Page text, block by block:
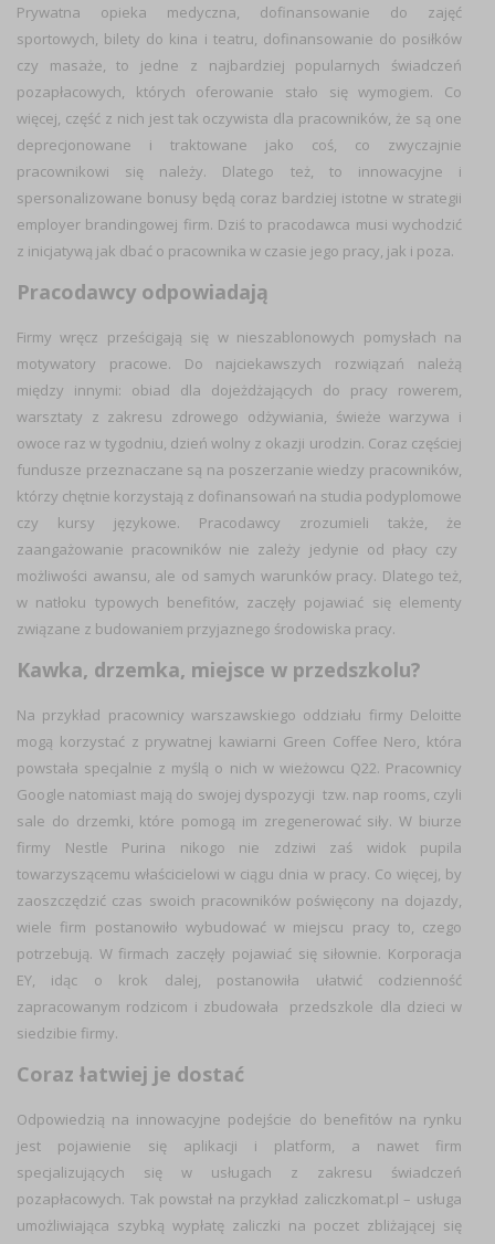
Prywatna opieka medyczna, dofinansowanie do zajęć
sportowych, bilety do kina i teatru, dofinansowanie do posiłków
czy masaże, to jedne z najbardziej popularnych świadczeń
pozapłacowych, których oferowanie stało się wymogiem. Co
więcej, część z nich jest tak oczywista dla pracowników, że są one
deprecjonowane i traktowane jako coś, co zwyczajnie
pracownikowi się należy. Dlatego też, to innowacyjne i
spersonalizowane bonusy będą coraz bardziej istotne w strategii
employer brandingowej firm. Dziś to pracodawca musi wychodzić
z inicjatywą jak dbać o pracownika w czasie jego pracy, jak i poza.
Pracodawcy odpowiadają
Firmy wręcz prześcigają się w nieszablonowych pomysłach na
motywatory pracowe. Do najciekawszych rozwiązań należą
między innymi: obiad dla dojeżdżających do pracy rowerem,
warsztaty z zakresu zdrowego odżywiania, świeże warzywa i
owoce raz w tygodniu, dzień wolny z okazji urodzin. Coraz częściej
fundusze przeznaczane są na poszerzanie wiedzy pracowników,
którzy chętnie korzystają z dofinansowań na studia podyplomowe
czy kursy językowe. Pracodawcy zrozumieli także, że
zaangażowanie pracowników nie zależy jedynie od płacy czy
możliwości awansu, ale od samych warunków pracy. Dlatego też,
w natłoku typowych benefitów, zaczęły pojawiać się elementy
związane z budowaniem przyjaznego środowiska pracy.
Kawka, drzemka, miejsce w przedszkolu?
Na przykład pracownicy warszawskiego oddziału firmy Deloitte
mogą korzystać z prywatnej kawiarni Green Coffee Nero, która
powstała specjalnie z myślą o nich w wieżowcu Q22. Pracownicy
Google natomiast mają do swojej dyspozycji tzw. nap rooms, czyli
sale do drzemki, które pomogą im zregenerować siły. W biurze
firmy Nestle Purina nikogo nie zdziwi zaś widok pupila
towarzyszącemu właścicielowi w ciągu dnia w pracy. Co więcej, by
zaoszczędzić czas swoich pracowników poświęcony na dojazdy,
wiele firm postanowiło wybudować w miejscu pracy to, czego
potrzebują. W firmach zaczęły pojawiać się siłownie. Korporacja
EY, idąc o krok dalej, postanowiła ułatwić codzienność
zapracowanym rodzicom i zbudowała przedszkole dla dzieci w
siedzibie firmy.
Coraz łatwiej je dostać
Odpowiedzią na innowacyjne podejście do benefitów na rynku
jest pojawienie się aplikacji i platform, a nawet firm
specjalizujących się w usługach z zakresu świadczeń
pozapłacowych. Tak powstał na przykład zaliczkomat.pl – usługa
umożliwiająca szybką wypłatę zaliczki na poczet zbliżającej się